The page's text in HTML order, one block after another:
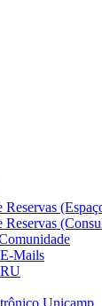
Reservas
Reservas
Mails
Unicamp